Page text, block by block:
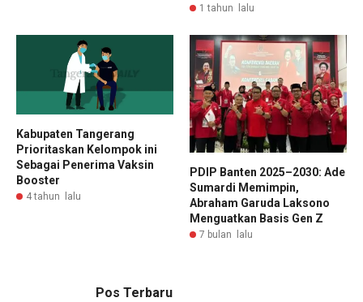
1 tahun lalu
Kabupaten Tangerang
Prioritaskan Kelompok ini
Sebagai Penerima Vaksin
Booster
4 tahun lalu
PDIP Banten 2025–2030: Ade
Sumardi Memimpin,
Abraham Garuda Laksono
Menguatkan Basis Gen Z
7 bulan lalu
Pos Terbaru